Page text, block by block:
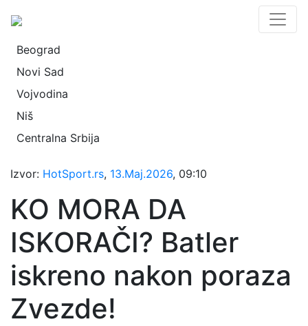
Beograd
Novi Sad
Vojvodina
Niš
Centralna Srbija
Izvor: HotSport.rs, 13.Maj.2026, 09:10
KO MORA DA
ISKORAČI? Batler
iskreno nakon poraza
Zvezde!